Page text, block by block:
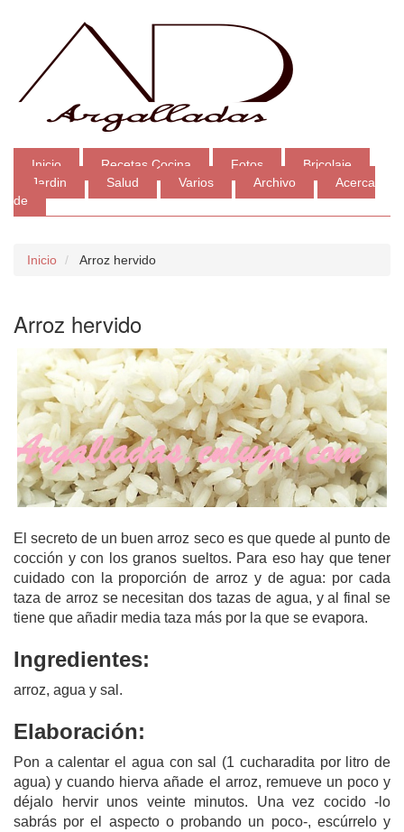
Inicio Recetas Cocina Fotos
Bricolaje
Jardin
Salud Varios Archivo
Acerca
de
Inicio Arroz hervido
Arroz hervido
El secreto de un buen arroz seco es que quede al punto de
cocción y con los granos sueltos. Para eso hay que tener
cuidado con la proporción de arroz y de agua: por cada
taza de arroz se necesitan dos tazas de agua, y al final se
tiene que añadir media taza más por la que se evapora.
Ingredientes:
arroz, agua y sal.
Elaboración:
Pon a calentar el agua con sal (1 cucharadita por litro de
agua) y cuando hierva añade el arroz, remueve un poco y
déjalo hervir unos veinte minutos. Una vez cocido -lo
sabrás por el aspecto o probando un poco-, escúrrelo y